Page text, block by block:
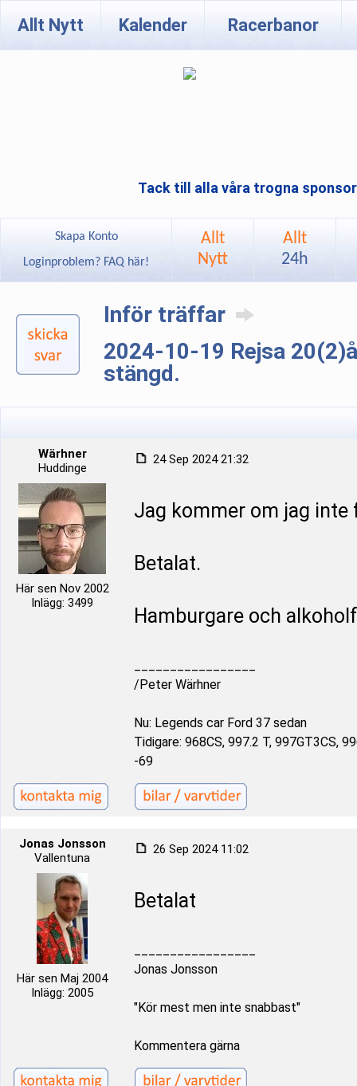
Allt Nytt Kalender Racerbanor
Tack till alla våra trogna
Skapa Konto
Loginproblem? FAQ här!
Allt
Nytt
Allt
24h
Inför träffar
2024-10-19 Rejsa
stängd.
Wärhner
Huddinge
Här sen Nov 2002
Inlägg: 3499
24 Sep 2024 21:32
Jag kommer om jag inte
Betalat.
Hamburgare och
/Peter Wärhner
Nu: Legends car Ford 37 sedan
Tidigare: 968CS, 997.2 T, 997GT3CS,
-69
Jonas Jonsson
Vallentuna
Här sen Maj 2004
Inlägg: 2005
26 Sep 2024 11:02
Betalat
Jonas Jonsson
"Kör mest men inte snabbast"
Kommentera gärna